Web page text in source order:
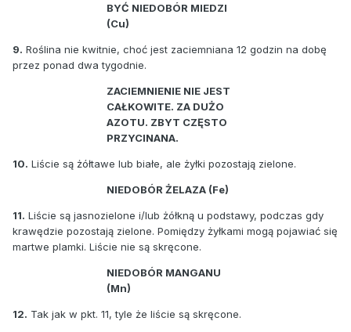
BYĆ NIEDOBÓR MIEDZI
(Cu)
9. Roślina nie kwitnie, choć jest zaciemniana 12 godzin na dobę
przez ponad dwa tygodnie.
ZACIEMNIENIE NIE JEST
CAŁKOWITE. ZA DUŻO
AZOTU. ZBYT CZĘSTO
PRZYCINANA.
10. Liście są żółtawe lub białe, ale żyłki pozostają zielone.
NIEDOBÓR ŻELAZA (Fe)
11. Liście są jasnozielone i/lub żółkną u podstawy, podczas gdy
krawędzie pozostają zielone. Pomiędzy żyłkami mogą pojawiać się
martwe plamki. Liście nie są skręcone.
NIEDOBÓR MANGANU
(Mn)
12. Tak jak w pkt. 11, tyle że liście są skręcone.